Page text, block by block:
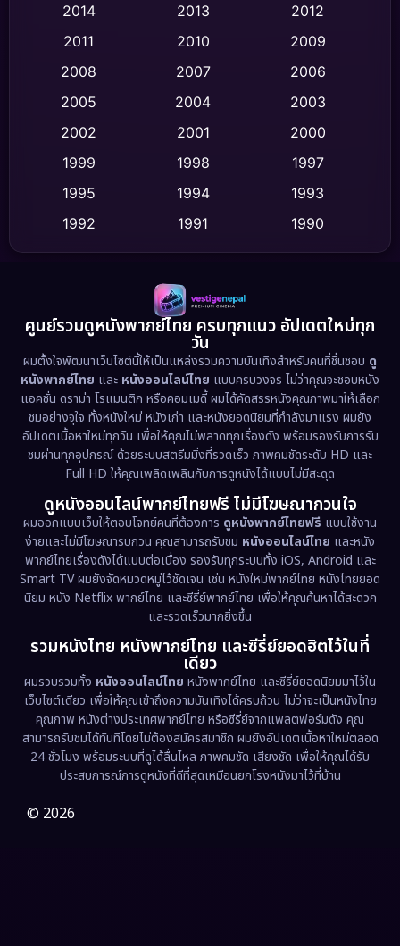
Crime อาชญากรรม (532)
Cult Film
Dance เต้น (10)
Detective สืบสวน (62)
Disaster (13)
Disney+ (5)
Documentary สารคดี (94)
Drama ดราม่า (1,513)
Dystopian (17)
Emotional (61)
Epic มหากาพย์ (227)
Erotic (36)
Family ครอบครัว (375)
Fantasy จินตนาการ (338)
Fiction (9)
Film (57)
Gothic
2014
2013
2012
2011
2010
2009
2008
2007
2006
2005
2004
2003
2002
2001
2000
1999
1998
1997
1995
1994
1993
1992
1991
1990
1989
1988
1986
1983
1978
1974
1962
ศูนย์รวมดูหนังพากย์ไทย ครบทุกแนว อัปเดตใหม่ทุก
วัน
ผมตั้งใจพัฒนาเว็บไซต์นี้ให้เป็นแหล่งรวมความบันเทิงสำหรับคนที่ชื่นชอบ ดู
หนังพากย์ไทย และ หนังออนไลน์ไทย แบบครบวงจร ไม่ว่าคุณจะชอบหนัง
แอคชั่น ดราม่า โรแมนติก หรือคอมเมดี้ ผมได้คัดสรรหนังคุณภาพมาให้เลือก
ชมอย่างจุใจ ทั้งหนังใหม่ หนังเก่า และหนังยอดนิยมที่กำลังมาแรง ผมยัง
อัปเดตเนื้อหาใหม่ทุกวัน เพื่อให้คุณไม่พลาดทุกเรื่องดัง พร้อมรองรับการรับ
ชมผ่านทุกอุปกรณ์ ด้วยระบบสตรีมมิ่งที่รวดเร็ว ภาพคมชัดระดับ HD และ
Full HD ให้คุณเพลิดเพลินกับการดูหนังได้แบบไม่มีสะดุด
ดูหนังออนไลน์พากย์ไทยฟรี ไม่มีโฆษณากวนใจ
ผมออกแบบเว็บให้ตอบโจทย์คนที่ต้องการ ดูหนังพากย์ไทยฟรี แบบใช้งาน
ง่ายและไม่มีโฆษณารบกวน คุณสามารถรับชม หนังออนไลน์ไทย และหนัง
พากย์ไทยเรื่องดังได้แบบต่อเนื่อง รองรับทุกระบบทั้ง iOS, Android และ
Smart TV ผมยังจัดหมวดหมู่ไว้ชัดเจน เช่น หนังใหม่พากย์ไทย หนังไทยยอด
นิยม หนัง Netflix พากย์ไทย และซีรี่ย์พากย์ไทย เพื่อให้คุณค้นหาได้สะดวก
และรวดเร็วมากยิ่งขึ้น
รวมหนังไทย หนังพากย์ไทย และซีรี่ย์ยอดฮิตไว้ในที่
เดียว
ผมรวบรวมทั้ง หนังออนไลน์ไทย หนังพากย์ไทย และซีรี่ย์ยอดนิยมมาไว้ใน
เว็บไซต์เดียว เพื่อให้คุณเข้าถึงความบันเทิงได้ครบถ้วน ไม่ว่าจะเป็นหนังไทย
คุณภาพ หนังต่างประเทศพากย์ไทย หรือซีรี่ย์จากแพลตฟอร์มดัง คุณ
สามารถรับชมได้ทันทีโดยไม่ต้องสมัครสมาชิก ผมยังอัปเดตเนื้อหาใหม่ตลอด
24 ชั่วโมง พร้อมระบบที่ดูได้ลื่นไหล ภาพคมชัด เสียงชัด เพื่อให้คุณได้รับ
ประสบการณ์การดูหนังที่ดีที่สุดเหมือนยกโรงหนังมาไว้ที่บ้าน
© 2026